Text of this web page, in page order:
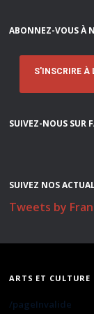
ABONNEZ-VOUS À
S'INSCRIRE À
SUIVEZ-NOUS SUR
SUIVEZ NOS
Tweets by
ARTS ET CULTURE
/pageInvalide